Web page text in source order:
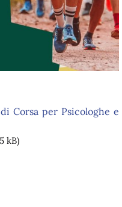
Corsa per Psicologhe e
kB)